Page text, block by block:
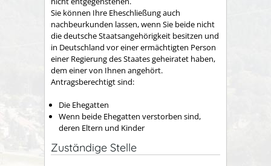
Sie können Ihre Eheschließung auch
nachbeurkunden lassen, wenn Sie beide nicht
die deutsche Staatsangehörigkeit besitzen und
in Deutschland vor einer ermächtigten Person
einer Regierung des Staates geheiratet haben,
dem einer von Ihnen angehört.
Antragsberechtigt sind:
Die Ehegatten
Wenn beide Ehegatten verstorben sind,
deren Eltern und Kinder
Zuständige Stelle